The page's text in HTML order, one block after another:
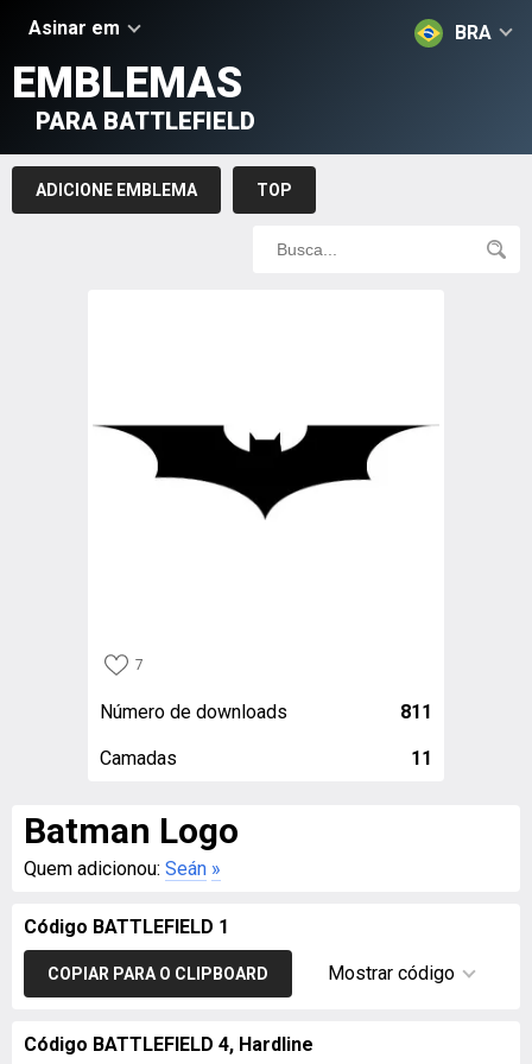
Asinar em BRA
EMBLEMAS
PARA BATTLEFIELD
ADICIONE EMBLEMA TOP
7
Número de downloads 811
Camadas 11
Batman Logo
Quem adicionou: Seán »
Código BATTLEFIELD 1
COPIAR PARA O CLIPBOARD Mostrar código
Código BATTLEFIELD 4, Hardline